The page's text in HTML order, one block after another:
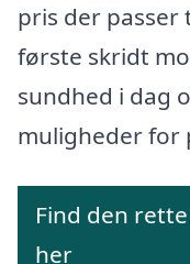
pris der passer
første skridt
sundhed i dag
muligheder for
Find den
her